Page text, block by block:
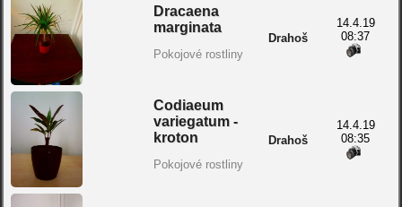
Dracaena
marginata
Pokojové rostliny
Drahoš
14.4.19
08:37
Codiaeum
variegatum -
kroton
Pokojové rostliny
Drahoš
14.4.19
08:35